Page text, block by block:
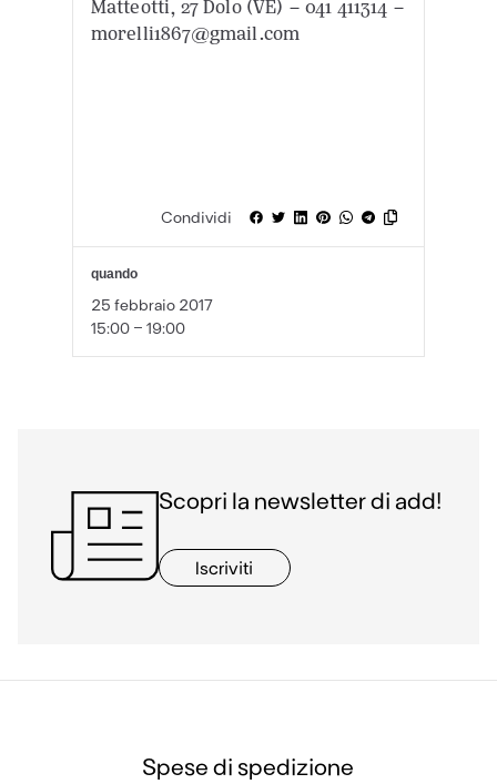
Matteotti, 27 Dolo (VE) – 041 411314 –
morelli1867@gmail.com
Condividi
quando
25 febbraio 2017
15:00 - 19:00
Scopri la newsletter di add!
Iscriviti
Spese di spedizione